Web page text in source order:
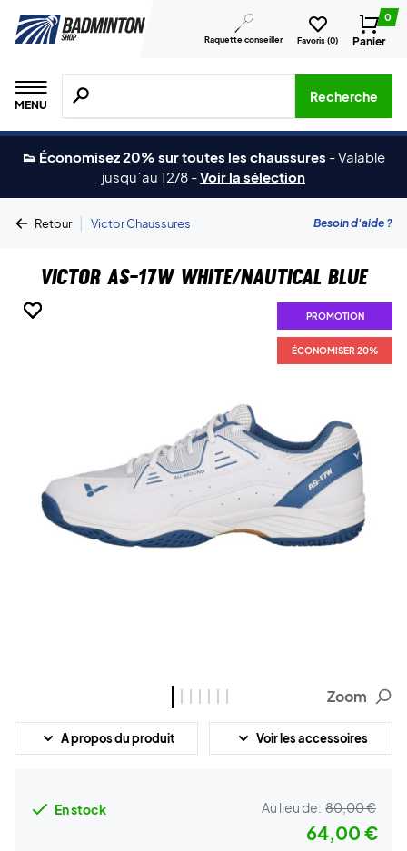
Raquette conseiller Favoris (0)
0
Panier
MENU
Recherche de produits, de marques, etc.
Recherche
👟 Économisez 20% sur toutes les chaussures -Valable
jusqu´au 12/8 -Voir la sélection
Retour | Victor Chaussures Besoin d'aide ?
Victor AS-17W White/Nautical Blue
PROMOTION
ÉCONOMISER 20%
PROMOTION
ÉCONOMISER 20%
PROMOTION
ÉCONOMISER 20%
PROMOTION
ÉCONOMISER 20%
PROMOTION
ÉCONOMISER 20%
PROMOTION
ÉCONOMISER 20%
PROMOTION
ÉCONOMISER 20%
Zoom
A propos du produit Voir les accessoires
En stock Au lieu de: 80,00 €
64,00 €